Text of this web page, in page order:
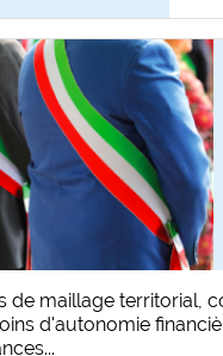
de maillage territorial,
d'autonomie